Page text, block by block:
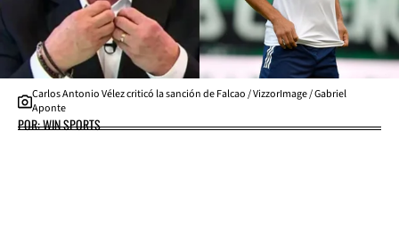
Carlos Antonio Vélez criticó la sanción de Falcao / VizzorImage / Gabriel
Aponte
POR: WIN SPORTS